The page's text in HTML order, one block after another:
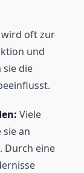
wird oft zur
und
sie die
Viele
an
Durch eine